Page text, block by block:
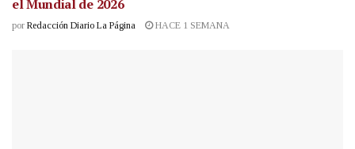
el Mundial de 2026
por Redacción Diario La Página HACE 1 SEMANA